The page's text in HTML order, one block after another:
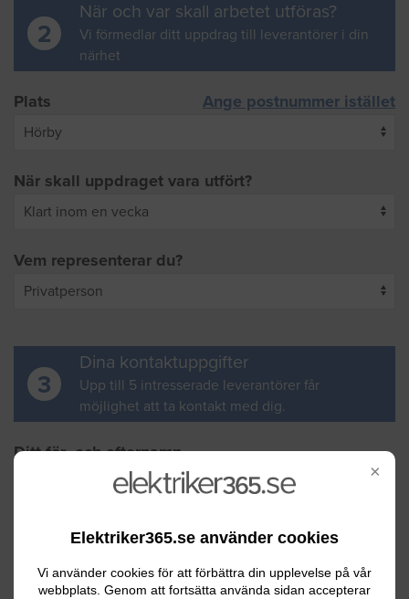
×
Elektriker365.se använder cookies
Vi använder cookies för att förbättra din upplevelse på vår
webbplats. Genom att fortsätta använda sidan accepterar
2
När och var skall arbetet utföras?
Vi förmedlar ditt uppdrag till leverantörer i din
närhet
Plats Ange postnummer istället
När skall uppdraget vara utfört?
Vem representerar du?
3
Dina kontaktuppgifter
Upp till 5 intresserade leverantörer får
möjlighet att ta kontakt med dig.
Ditt för- och efternamn
Din e-postadress